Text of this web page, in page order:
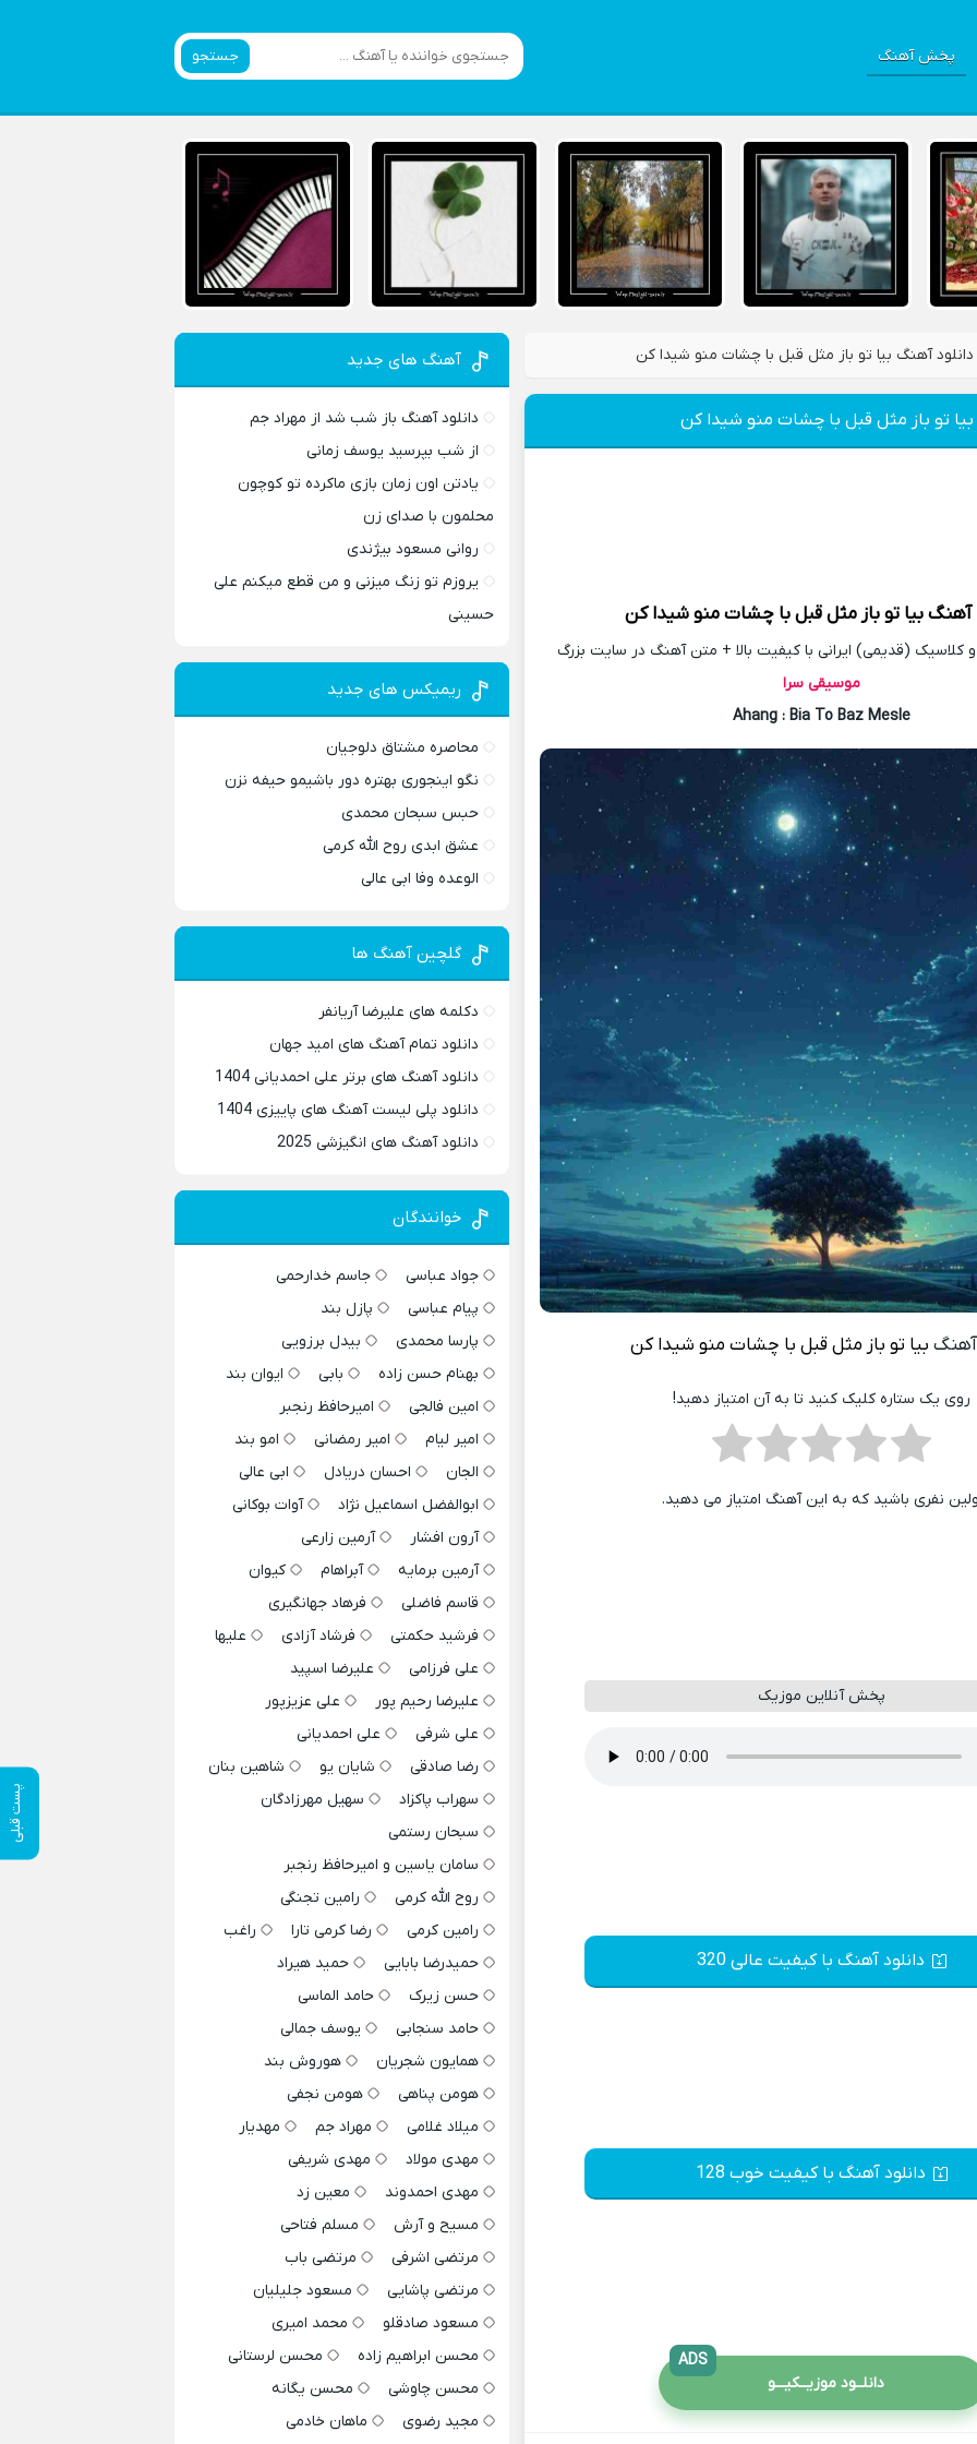
پخش آهنگ جستجو
دانلود آهنگ بیا تو باز مثل قبل با چشات منو شیدا کن
پست قبلی
بیا تو باز مثل قبل با چشات منو شیدا کن
آهنگبیا تو باز مثل قبل با چشات منو شیدا کن
(قدیمی) ایرانی با کیفیت بالا + متن آهنگ در سایت بزرگ
موسیقی سرا
Ahang : Bia To Baz Mesle
بیا تو باز مثل قبل با چشات منو شیدا کن
روی یک ستاره کلیک کنید تا به آن امتیاز دهید!
نفری باشید که به این آهنگ امتیاز می دهید.
پخش آنلاین موزیک
دانلود آهنگ با کیفیت عالی 320
دانلود آهنگ با کیفیت خوب 128
دانلــود موزیــکیـــو
ADS
آهنگ های جدید
دانلود آهنگ باز شب شد از مهراد جم
از شب بپرسید یوسف زمانی
یادتن اون زمان بازی ماکرده تو کوچون
محلمون با صدای زن
روانی مسعود بیژندی
یروزم تو زنگ میزنی و من قطع میکنم علی
حسینی
ریمیکس های جدید
محاصره مشتاق دلوجیان
نگو اینجوری بهتره دور باشیمو حیفه نزن
حبس سبحان محمدی
عشق ابدی روح الله کرمی
الوعده وفا ابی عالی
گلچین آهنگ ها
دکلمه های علیرضا آریانفر
دانلود تمام آهنگ های امید جهان
دانلود آهنگ های برتر علی احمدیانی 1404
دانلود پلی لیست آهنگ های پاییزی 1404
دانلود آهنگ های انگیزشی 2025
خوانندگان
جواد عباسی
جاسم خدارحمی
پیام عباسی
پازل بند
پارسا محمدی
بیدل برزویی
بهنام حسن زاده
بابی
ایوان بند
امین فالجی
امیرحافظ رنجبر
امیر لیام
امیر رمضانی
امو بند
الجان
احسان دریادل
ابی عالی
ابوالفضل اسماعیل نژاد
آوات بوکانی
آرون افشار
آرمین زارعی
آرمین برمایه
آبراهام
کیوان
قاسم فاضلی
فرهاد جهانگیری
فرشید حکمتی
فرشاد آزادی
علیها
علی فرزامی
علیرضا اسپید
علیرضا رحیم پور
علی عزیزپور
علی شرفی
علی احمدیانی
رضا صادقی
شایان یو
شاهین بنان
سهراب پاکزاد
سهیل مهرزادگان
سبحان رستمی
سامان یاسین و امیرحافظ رنجبر
روح الله کرمی
رامین تجنگی
رامین کرمی
رضا کرمی تارا
راغب
حمیدرضا بابایی
حمید هیراد
حسن زیرک
حامد الماسی
حامد سنجابی
یوسف جمالی
همایون شجریان
هوروش بند
هومن پناهی
هومن نجفی
میلاد غلامی
مهراد جم
مهدیار
مهدی مولاد
مهدی شریفی
مهدی احمدوند
معین زد
مسیح و آرش
مسلم فتاحی
مرتضی اشرفی
مرتضی باب
مرتضی پاشایی
مسعود جلیلیان
مسعود صادقلو
محمد امیری
محسن ابراهیم زاده
محسن لرستانی
محسن چاوشی
محسن یگانه
مجید رضوی
ماهان خادمی